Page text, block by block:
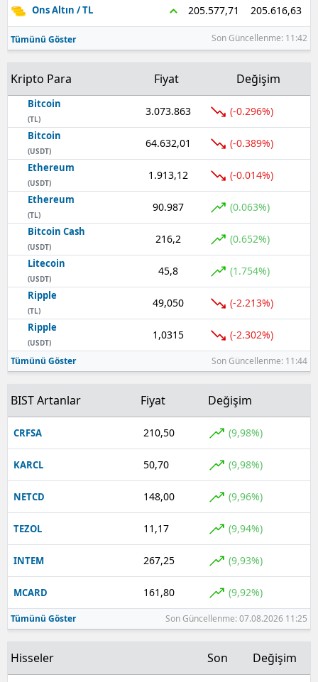
Samsun
Siirt
Sinop
Sivas
Tekirdağ
Tokat
Tunceli
Şanlıurfa
Uşak
Yozgat
Zonguldak
Aksaray
Bayburt
Karaman
Kırıkkale
Şırnak
Bartın
Ardahan
Yalova
Ons Altın / TL 205.577,71 205.616,63
Tümünü Göster Son Güncellenme: 11:42
Kripto Para Fiyat Değişim
Bitcoin
(TL)
3.073.863 (-0.296%)
Bitcoin
(USDT)
64.632,01 (-0.389%)
Ethereum
(USDT)
1.913,12 (-0.014%)
Ethereum
(TL)
90.987 (0.063%)
Bitcoin Cash
(USDT)
216,2 (0.652%)
Litecoin
(USDT)
45,8 (1.754%)
Ripple
(TL)
49,050 (-2.213%)
Ripple
(USDT)
1,0315 (-2.302%)
Tümünü Göster Son Güncellenme: 11:44
BIST Artanlar Fiyat Değişim
CRFSA 210,50 (9,98%)
KARCL 50,70 (9,98%)
NETCD 148,00 (9,96%)
TEZOL 11,17 (9,94%)
INTEM 267,25 (9,93%)
MCARD 161,80 (9,92%)
Tümünü Göster Son Güncellenme: 07.08.2026 11:25
Hisseler Son Değişim